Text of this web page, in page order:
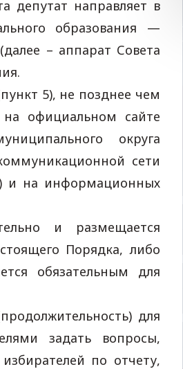
депутат направляет в
образования —
– аппарат Совета
5), не позднее чем
официальном сайте
округа
сети
и на информационных
и размещается
Порядка, либо
обязательным для
для
задать вопросы,
по отчету,